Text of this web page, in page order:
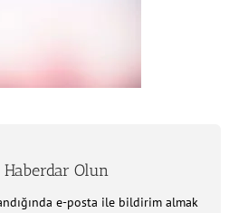
Haberdar Olun
e-posta ile bildirim almak